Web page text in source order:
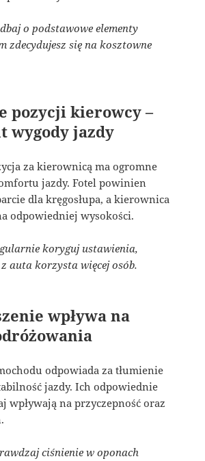
o podstawowe elementy
zdecydujesz się na kosztowne
pozycji kierowcy –
wygody jazdy
za kierownicą ma ogromne
jazdy. Fotel powinien
dla kręgosłupa, a kierownica
odpowiedniej wysokości.
koryguj ustawienia,
auta korzysta więcej osób.
wpływa na
odpowiada za tłumienie
jazdy. Ich odpowiednie
wpływają na przyczepność oraz
ciśnienie w oponach